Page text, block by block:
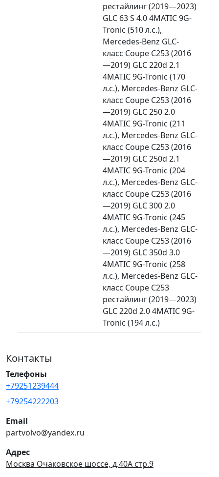
рестайлинг (2019—2023)
GLC 63 S 4.0 4MATIC 9G-
Tronic (510 л.с.),
Mercedes-Benz GLC-
класс Coupe C253 (2016
—2019) GLC 220d 2.1
4MATIC 9G-Tronic (170
л.с.), Mercedes-Benz GLC-
класс Coupe C253 (2016
—2019) GLC 250 2.0
4MATIC 9G-Tronic (211
л.с.), Mercedes-Benz GLC-
класс Coupe C253 (2016
—2019) GLC 250d 2.1
4MATIC 9G-Tronic (204
л.с.), Mercedes-Benz GLC-
класс Coupe C253 (2016
—2019) GLC 300 2.0
4MATIC 9G-Tronic (245
л.с.), Mercedes-Benz GLC-
класс Coupe C253 (2016
—2019) GLC 350d 3.0
4MATIC 9G-Tronic (258
л.с.), Mercedes-Benz GLC-
класс Coupe C253
рестайлинг (2019—2023)
GLC 220d 2.0 4MATIC 9G-
Tronic (194 л.с.)
Контакты
Телефоны
+79251239444
+79254222203
Email
partvolvo@yandex.ru
Адрес
Москва Очаковское шоссе, д.40А стр.9